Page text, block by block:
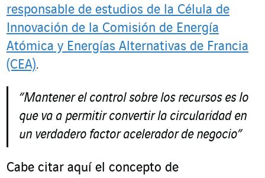
responsable de estudios de la Célula de
Innovación de la Comisión de Energía
Atómica y Energías Alternativas de Francia
(CEA).
“Mantener el control sobre los recursos es lo
que va a permitir convertir la circularidad en
un verdadero factor acelerador de negocio”
Cabe citar aquí el concepto de